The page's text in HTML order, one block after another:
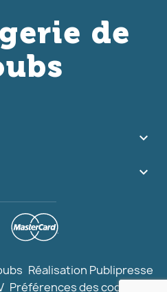
de

keyboard_arrow_down
Réalisation Publipresse
Préférences des cookies